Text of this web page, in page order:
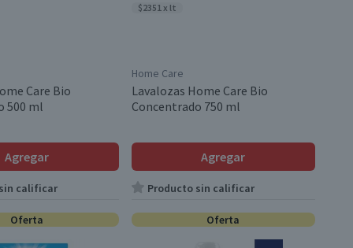
Care Bio
500 ml
Agregar
calificar
$2351 x lt
Home Care
Lavalozas Home Care Bio
Concentrado 750 ml
Agregar
Producto sin calificar
Oferta Oferta